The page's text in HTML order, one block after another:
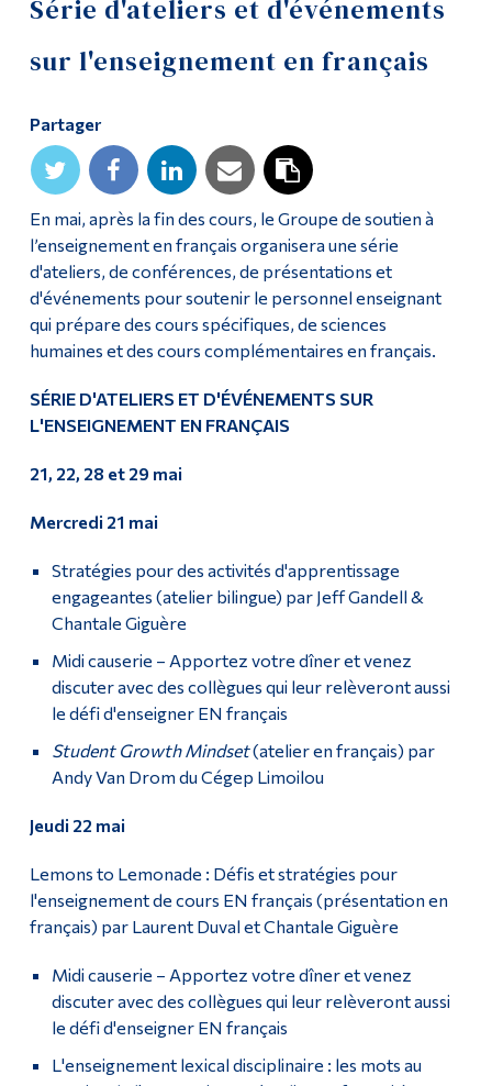
Série d'ateliers et d'événements
sur l'enseignement en français
Partager
En mai, après la fin des cours, le Groupe de soutien à
l’enseignement en français organisera une série
d'ateliers, de conférences, de présentations et
d'événements pour soutenir le personnel enseignant
qui prépare des cours spécifiques, de sciences
humaines et des cours complémentaires en français.
SÉRIE D'ATELIERS ET D'ÉVÉNEMENTS SUR
L'ENSEIGNEMENT EN FRANÇAIS
21, 22, 28 et 29 mai
Mercredi 21 mai
Stratégies pour des activités d'apprentissage
engageantes (atelier bilingue) par Jeff Gandell &
Chantale Giguère
Midi causerie – Apportez votre dîner et venez
discuter avec des collègues qui leur relèveront aussi
le défi d'enseigner EN français
Student Growth Mindset(atelier en français) par
Andy Van Drom du Cégep Limoilou
Jeudi 22 mai
Lemons to Lemonade : Défis et stratégies pour
l'enseignement de cours EN français (présentation en
français) par Laurent Duval et Chantale Giguère
Midi causerie – Apportez votre dîner et venez
discuter avec des collègues qui leur relèveront aussi
le défi d'enseigner EN français
L'enseignement lexical disciplinaire : les mots au